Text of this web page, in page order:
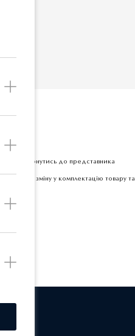
звернутись до представника
вносити зміну у комплектацію товару та